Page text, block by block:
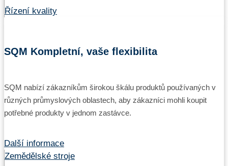
Řízení kvality
SQM Kompletní, vaše flexibilita
SQM nabízí zákazníkům širokou škálu produktů používaných v
různých průmyslových oblastech, aby zákazníci mohli koupit
potřebné produkty v jednom zastávce.
Další informace
Zemědělské stroje